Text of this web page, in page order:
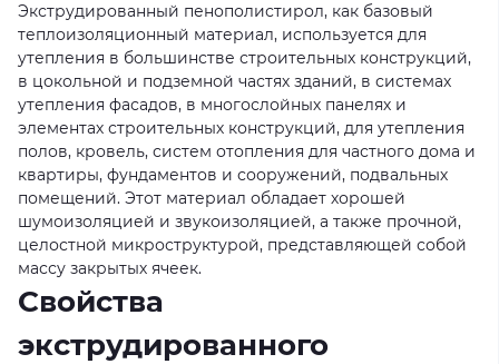
Экструдированный пенополистирол, как базовый
теплоизоляционный материал, используется для
утепления в большинстве строительных конструкций,
в цокольной и подземной частях зданий, в системах
утепления фасадов, в многослойных панелях и
элементах строительных конструкций, для утепления
полов, кровель, систем отопления для частного дома и
квартиры, фундаментов и сооружений, подвальных
помещений. Этот материал обладает хорошей
шумоизоляцией и звукоизоляцией, а также прочной,
целостной микроструктурой, представляющей собой
массу закрытых ячеек.
Свойства
экструдированного